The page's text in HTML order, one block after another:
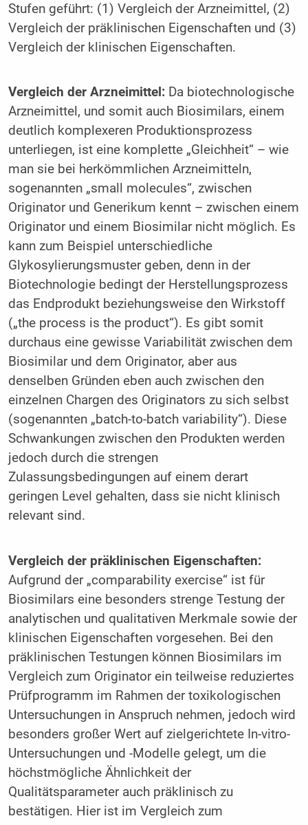
Stufen geführt: (1) Vergleich der Arzneimittel, (2)
Vergleich der präklinischen Eigenschaften und (3)
Vergleich der klinischen Eigenschaften.
Vergleich der Arzneimittel: Da biotechnologische
Arzneimittel, und somit auch Biosimilars, einem
deutlich komplexeren Produktionsprozess
unterliegen, ist eine komplette „Gleichheit“ – wie
man sie bei herkömmlichen Arzneimitteln,
sogenannten „small molecules“, zwischen
Originator und Generikum kennt – zwischen einem
Originator und einem Biosimilar nicht möglich. Es
kann zum Beispiel unterschiedliche
Glykosylierungsmuster geben, denn in der
Biotechnologie bedingt der Herstellungsprozess
das Endprodukt beziehungsweise den Wirkstoff
(„the process is the product“). Es gibt somit
durchaus eine gewisse Variabilität zwischen dem
Biosimilar und dem Originator, aber aus
denselben Gründen eben auch zwischen den
einzelnen Chargen des Originators zu sich selbst
(sogenannten „batch-to-batch variability“). Diese
Schwankungen zwischen den Produkten werden
jedoch durch die strengen
Zulassungsbedingungen auf einem derart
geringen Level gehalten, dass sie nicht klinisch
relevant sind.
Vergleich der präklinischen Eigenschaften:
Aufgrund der „comparability exercise“ ist für
Biosimilars eine besonders strenge Testung der
analytischen und qualitativen Merkmale sowie der
klinischen Eigenschaften vorgesehen. Bei den
präklinischen Testungen können Biosimilars im
Vergleich zum Originator ein teilweise reduziertes
Prüfprogramm im Rahmen der toxikologischen
Untersuchungen in Anspruch nehmen, jedoch wird
besonders großer Wert auf zielgerichtete In-vitro-
Untersuchungen und -Modelle gelegt, um die
höchstmögliche Ähnlichkeit der
Qualitätsparameter auch präklinisch zu
bestätigen. Hier ist im Vergleich zum